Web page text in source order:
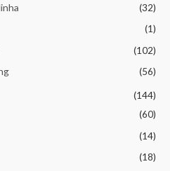
(32)
(1)
(102)
(56)
(144)
(60)
(14)
(18)